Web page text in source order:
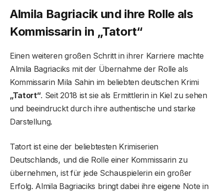
Almila Bagriacik und ihre Rolle als
Kommissarin in „Tatort“
Einen weiteren großen Schritt in ihrer Karriere machte
Almila Bagriaciks mit der Übernahme der Rolle als
Kommissarin Mila Sahin im beliebten deutschen Krimi
„Tatort“. Seit 2018 ist sie als Ermittlerin in Kiel zu sehen
und beeindruckt durch ihre authentische und starke
Darstellung.
Tatort ist eine der beliebtesten Krimiserien
Deutschlands, und die Rolle einer Kommissarin zu
übernehmen, ist für jede Schauspielerin ein großer
Erfolg. Almila Bagriaciks bringt dabei ihre eigene Note in